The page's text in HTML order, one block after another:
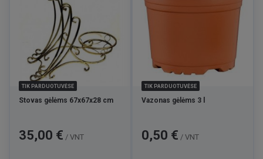
TIK PARDUOTUVĖSE
Stovas gėlėms 67x67x28 cm
Kaina
35,00 € / VNT
TIK PARDUOTUVĖSE
Vazonas gėlėms 3 l
Kaina
0,50 € / VNT